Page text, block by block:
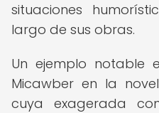
situaciones
largo de sus obras.
Un ejemplo notable
Micawber en la
cuya exagerada